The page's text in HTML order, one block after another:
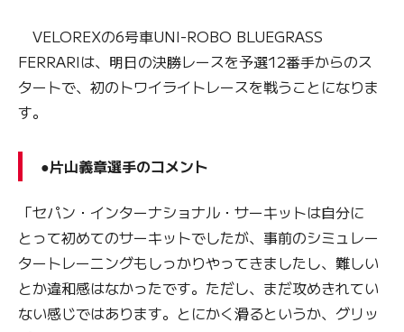
VELOREXの6号車UNI-ROBO BLUEGRASS
FERRARIは、明日の決勝レースを予選12番手からのス
タートで、初のトワイライトレースを戦うことになりま
す。
●片山義章選手のコメント
「セパン・インターナショナル・サーキットは自分に
とって初めてのサーキットでしたが、事前のシミュレー
タートレーニングもしっかりやってきましたし、難しい
とか違和感はなかったです。ただし、まだ攻めきれてい
ない感じではあります。とにかく滑るというか、グリッ